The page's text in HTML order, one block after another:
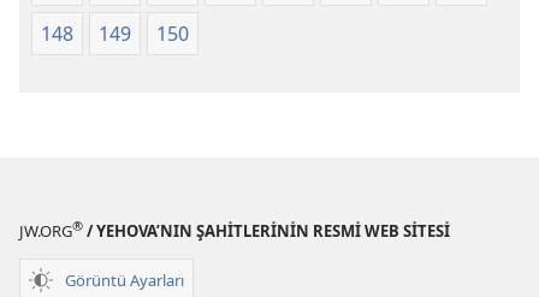
148
149 150
JW.ORG® / YEHOVA’NIN ŞAHİTLERİNİN RESMİ WEB SİTESİ
Görüntü Ayarları